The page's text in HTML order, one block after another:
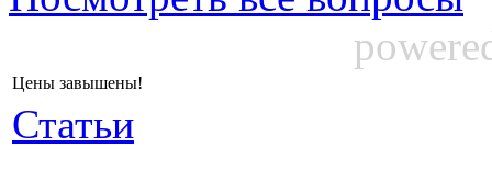
Цены завышены!
Статьи